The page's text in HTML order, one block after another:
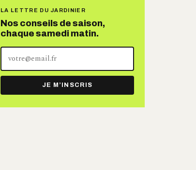
LA LETTRE DU JARDINIER
Nos conseils de saison,
chaque samedi matin.
adresse
mail
JE M’INSCRIS